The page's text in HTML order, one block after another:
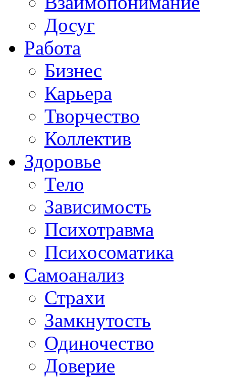
Досуг
Работа
Бизнес
Карьера
Творчество
Коллектив
Здоровье
Тело
Зависимость
Психотравма
Психосоматика
Самоанализ
Страхи
Замкнутость
Одиночество
Доверие